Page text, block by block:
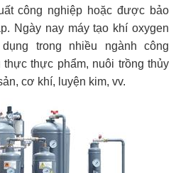
công nghiệp hoặc được bảo
Ngày nay máy tạo khí oxygen
trong nhiều ngành công
thực phẩm, nuôi trồng thủy
cơ khí, luyện kim, vv.